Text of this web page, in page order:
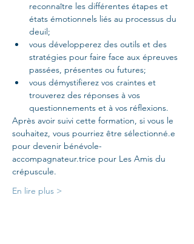
reconnaître les différentes étapes et
états émotionnels liés au processus du
deuil;
vous développerez des outils et des
stratégies pour faire face aux épreuves
passées, présentes ou futures;
vous démystifierez vos craintes et
trouverez des réponses à vos
questionnements et à vos réflexions.
Après avoir suivi cette formation, si vous le
souhaitez, vous pourriez être sélectionné.e
pour devenir bénévole-
accompagnateur.trice pour Les Amis du
crépuscule.
En lire plus >